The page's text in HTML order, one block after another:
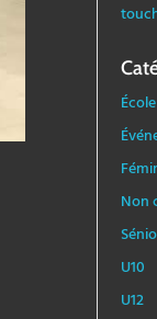
Non
U10
U12